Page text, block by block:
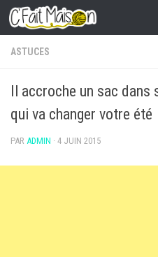
Skip to content
ASTUCES
Il accroche un sac dans
qui va changer votre été
PAR ADMIN · 4 JUIN 2015